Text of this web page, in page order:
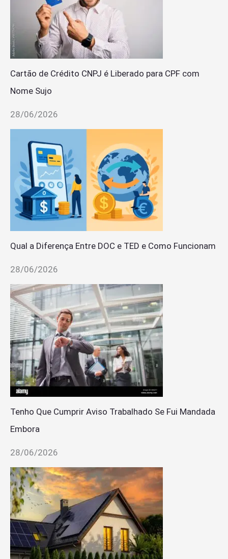
Cartão de Crédito CNPJ é Liberado para CPF com
Nome Sujo
28/06/2026
Qual a Diferença Entre DOC e TED e Como Funcionam
28/06/2026
Tenho Que Cumprir Aviso Trabalhado Se Fui Mandada
Embora
28/06/2026